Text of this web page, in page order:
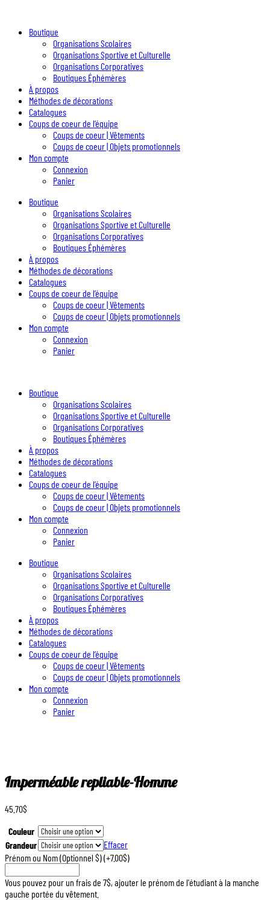
Boutique
Organisations Scolaires
Organisations Sportive et Culturelle
Organisations Corporatives
Boutiques Éphémères
À propos
Méthodes de décorations
Catalogues
Coups de coeur de l’équipe
Coups de coeur | Vêtements
Coups de coeur | Objets promotionnels
Mon compte
Connexion
Panier
Boutique
Organisations Scolaires
Organisations Sportive et Culturelle
Organisations Corporatives
Boutiques Éphémères
À propos
Méthodes de décorations
Catalogues
Coups de coeur de l’équipe
Coups de coeur | Vêtements
Coups de coeur | Objets promotionnels
Mon compte
Connexion
Panier
Boutique
Organisations Scolaires
Organisations Sportive et Culturelle
Organisations Corporatives
Boutiques Éphémères
À propos
Méthodes de décorations
Catalogues
Coups de coeur de l’équipe
Coups de coeur | Vêtements
Coups de coeur | Objets promotionnels
Mon compte
Connexion
Panier
Boutique
Organisations Scolaires
Organisations Sportive et Culturelle
Organisations Corporatives
Boutiques Éphémères
À propos
Méthodes de décorations
Catalogues
Coups de coeur de l’équipe
Coups de coeur | Vêtements
Coups de coeur | Objets promotionnels
Mon compte
Connexion
Panier
Imperméable repliable-Homme
45.70$
Couleur
Grandeur
Effacer
Prénom ou Nom (Optionnel $)(+7.00$)
Vous pouvez pour un frais de 7$, ajouter le prénom de l'étudiant à la manche
gauche portée du vêtement.